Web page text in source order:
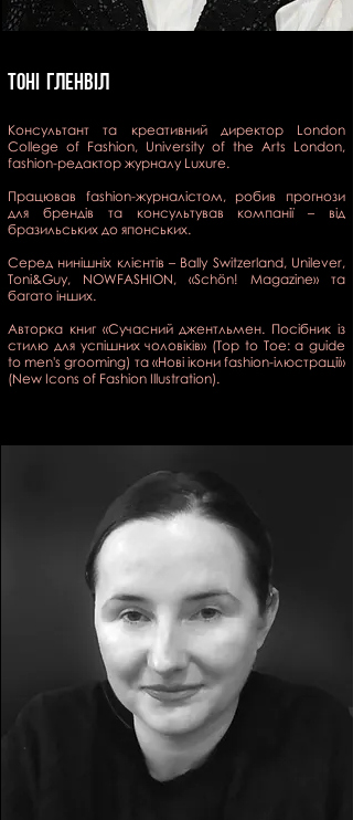
ТОНІ ГЛЕНВІЛ
Консультант та креативний директор London
College of Fashion, University of the Arts London,
fashion-редактор журналу Luxure.
Працював fashion-журналістом, робив прогнози
для брендів та консультував компанії – від
бразильських до японських.
Серед нинішніх клієнтів – Bally Switzerland, Unilever,
Toni&Guy, NOWFASHION, «Schön! Magazine» та
багато інших.
Авторка книг «Сучасний джентльмен. Посібник із
стилю для успішних чоловіків» (Top to Toe: a guide
to men's grooming) та «Нові ікони fashion-ілюстрації»
(New Icons of Fashion Illustration).